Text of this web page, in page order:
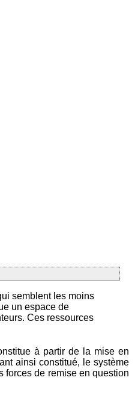
semblent les moins
un espace de
Ces ressources
à partir de la mise en
ainsi constitué, le système
forces de remise en question